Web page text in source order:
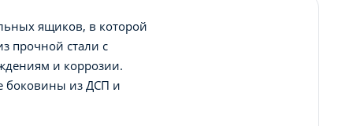
ящиков, в которой
прочной стали с
и коррозии.
боковины из ДСП и